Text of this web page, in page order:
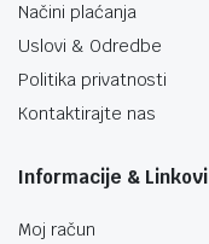
Načini plaćanja
Uslovi & Odredbe
Politika privatnosti
Kontaktirajte nas
Informacije & Linkovi
Moj račun